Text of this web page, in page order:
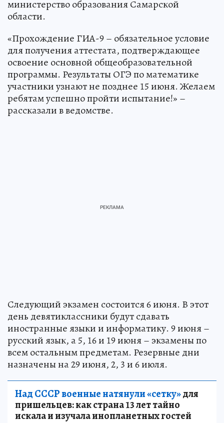
министерство образования Самарской
области.
«Прохождение ГИА-9 – обязательное условие
для получения аттестата, подтверждающее
освоение основной общеобразовательной
программы. Результаты ОГЭ по математике
участники узнают не позднее 15 июня. Желаем
ребятам успешно пройти испытание!» –
рассказали в ведомстве.
Следующий экзамен состоится 6 июня. В этот
день девятиклассники будут сдавать
иностранные языки и информатику. 9 июня –
русский язык, а 5, 16 и 19 июня – экзамены по
всем остальным предметам. Резервные дни
назначены на 29 июня, 2, 3 и 6 июля.
Над СССР военные натянули «сетку»для
пришельцев: как страна 13 лет тайно
искала и изучала инопланетных гостей